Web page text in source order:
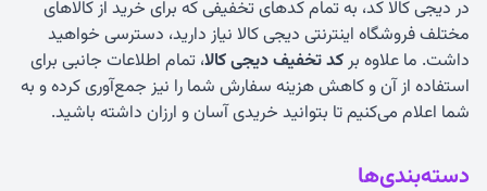
در دیجی کالا کد، به تمام کدهای تخفیفی که برای خرید از کالاهای
مختلف فروشگاه اینترنتی دیجی کالا نیاز دارید، دسترسی خواهید
داشت. ما علاوه برکد تخفیف دیجی کالا، تمام اطلاعات جانبی برای
استفاده از آن و کاهش هزینه سفارش شما را نیز جمع‌آوری کرده و به
شما اعلام می‌کنیم تا بتوانید خریدی آسان و ارزان داشته باشید.
دسته‌بندی‌ها